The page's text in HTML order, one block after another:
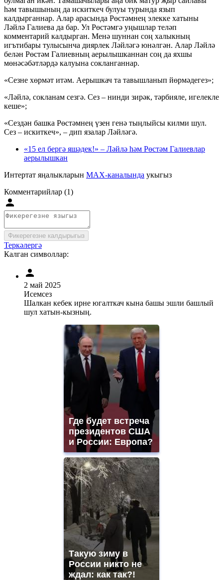
һәм тавышының да искиткеч булуы турында язып
калдырганнар. Алар арасында Рөстәмнең элекке хатыны
Ләйлә Галиева да бар. Ул Рөстәмгә уңышлар теләп
комментарий калдырган. Менә шуннан соң халыкның
игътибары тулысынча диярлек Ләйләгә юнәлгән. Алар Ләйлә
белән Рөстәм Галиевның аерылышканнан соң да яхшы
мөнәсәбәтләрдә калуына сокланганнар.
«Сезне хөрмәт итәм. Аерышкач та тавышланып йөрмәдегез»;
«Ләйлә, сокланам сезгә. Сез – нинди зирәк, тәрбияле, игелекле
кеше»;
«Сездән башка Рөстәмнең үзен генә тыңлыйсы килми шул.
Сез – искиткеч», – дип язалар Ләйләгә.
«15 ел бергә яшәдек!» – Ләйлә һәм Рөстәм Галиевлар
аерылышкан
Интертат яңалыкларын MAX-каналында укыгыз
Комментарийлар (1)
Фикерегезне калдырыгыз
Теркәлергә
Калган символлар:
2 май 2025
Исемсез
Шалкан кебек ирне югалткач кына башы эшли башлый
шул хатын-кызның.
Где будет встреча
президентов США
и России: Европа?
Такую зиму в
России никто не
ждал: как так?!